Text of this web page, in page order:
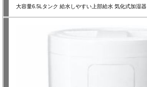
大容量6.5Lタンク 給水しやすい上部給水 気化式加湿器